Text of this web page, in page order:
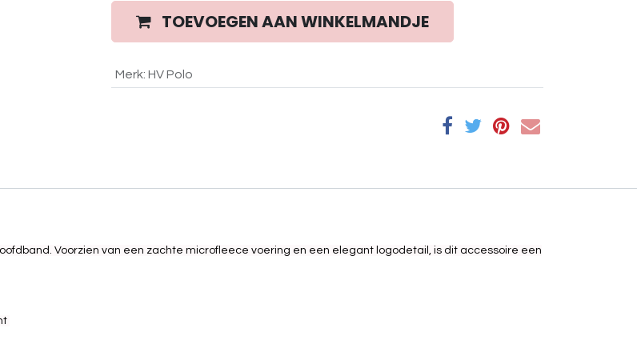
TOEVOEGEN AAN WINKELMANDJE
Merk: HV Polo
Voorzien van een zachte microfleece voering en een elegant logodetail, is dit accessoire een